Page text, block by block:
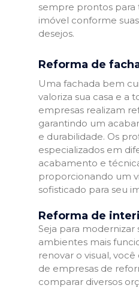
sempre prontos para
imóvel conforme
desejos.
Reforma de
Uma fachada bem
valoriza sua casa e a
empresas realizam
garantindo um
e durabilidade. Os
especializados em
acabamento e
proporcionando um
sofisticado para seu
Reforma de
Seja para modernizar
ambientes mais
renovar o visual,
de empresas de
comparar diversos